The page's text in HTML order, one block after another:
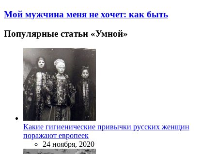
Мой мужчина меня не хочет: как быть
Популярные статьи «Умной»
Какие гигиенические привычки русских женщин
поражают европеек
24 ноября, 2020